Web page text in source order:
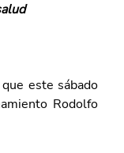
este sábado
Rodolfo